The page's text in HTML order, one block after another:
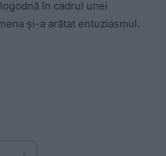
în cadrul unei
și-a arătat entuziasmul.